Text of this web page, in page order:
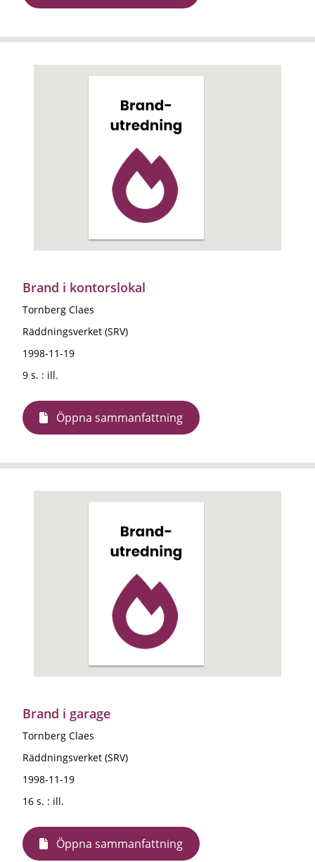
Brand i kontorslokal
Tornberg Claes
Räddningsverket (SRV)
1998-11-19
9 s. : ill.
Öppna sammanfattning
Brand i garage
Tornberg Claes
Räddningsverket (SRV)
1998-11-19
16 s. : ill.
Öppna sammanfattning